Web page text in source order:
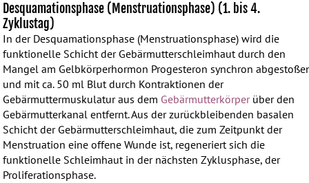
Desquamationsphase (Menstruationsphase) (1. bis 4.
Zyklustag)
In der Desquamationsphase (Menstruationsphase) wird die
funktionelle Schicht der Gebärmutterschleimhaut durch den
Mangel am Gelbkörperhormon Progesteron synchron
und mit ca. 50 ml Blut durch Kontraktionen der
Gebärmuttermuskulatur aus dem Gebärmutterkörperüber den
Gebärmutterkanal entfernt. Aus der zurückbleibenden basalen
Schicht der Gebärmutterschleimhaut, die zum Zeitpunkt der
Menstruation eine offene Wunde ist, regeneriert sich die
funktionelle Schleimhaut in der nächsten Zyklusphase, der
Proliferationsphase.